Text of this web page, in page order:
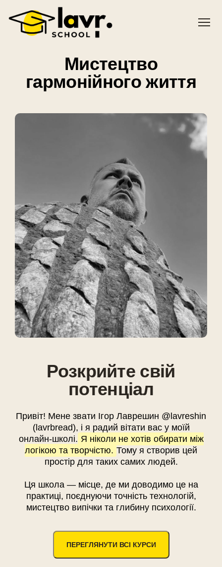
Мистецтво
гармонійного життя
Розкрийте свій
потенціал
Привіт! Мене звати Ігор Лаврешин @lavreshin
(lavrbread), і я радий вітати вас у моїй
онлайн-школі. Я ніколи не хотів обирати між
логікою та творчістю. Тому я створив цей
простір для таких самих людей.
Ця школа — місце, де ми доводимо це на
практиці, поєднуючи точність технологій,
мистецтво випічки та глибину психології.
ПЕРЕГЛЯНУТИ ВСІ КУРСИ